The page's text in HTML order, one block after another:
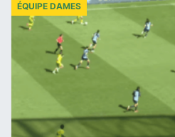
ÉQUIPE DAMES